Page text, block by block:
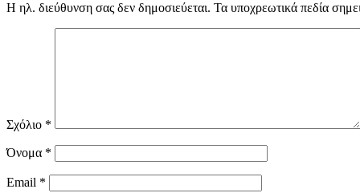
Η ηλ. διεύθυνση σας δεν δημοσιεύεται. Τα υποχρεωτικά πεδία
Σχόλιο *
Όνομα *
Email *